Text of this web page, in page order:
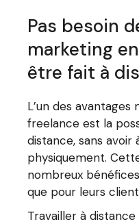
Pas besoin
marketing
être fait à
L’un des
freelance est la
distance, sans avoir
physiquement.
nombreux
que pour leurs
Travailler à distance